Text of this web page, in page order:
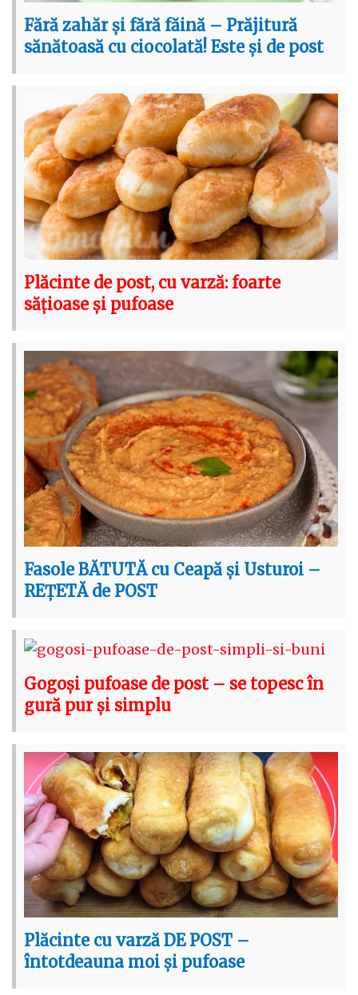
Fără zahăr și fără făină – Prăjitură
sănătoasă cu ciocolată! Este și de post
Plăcinte de post, cu varză: foarte
sățioase și pufoase
Fasole BĂTUTĂ cu Ceapă și Usturoi –
REȚETĂ de POST
Gogoși pufoase de post – se topesc în
gură pur și simplu
Plăcinte cu varză DE POST –
întotdeauna moi și pufoase